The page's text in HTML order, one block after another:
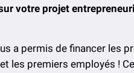
votre projet
a permis de financer les
les premiers employés !